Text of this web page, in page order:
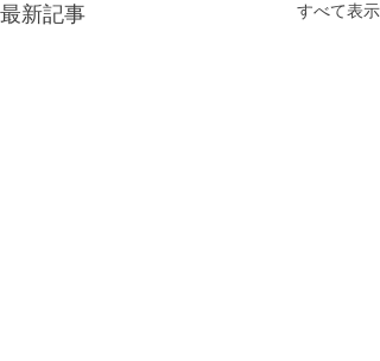
最新記事 すべて表示